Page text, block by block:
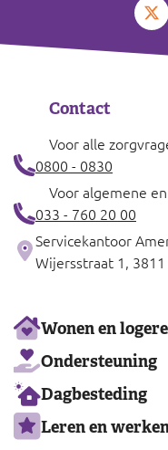
Contact
Voor alle
0800 - 0830
Voor algemene
033 - 760 20 00
Servicekantoor
Wijersstraat 1,
Ons
aanbod
Wonen en
Ondersteuning
Dagbesteding
Leren en